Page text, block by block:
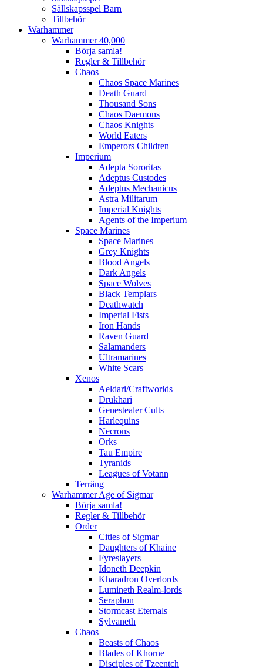
Sällskapsspel Barn
Tillbehör
Warhammer
Warhammer 40,000
Börja samla!
Regler & Tillbehör
Chaos
Chaos Space Marines
Death Guard
Thousand Sons
Chaos Daemons
Chaos Knights
World Eaters
Emperors Children
Imperium
Adepta Sororitas
Adeptus Custodes
Adeptus Mechanicus
Astra Militarum
Imperial Knights
Agents of the Imperium
Space Marines
Space Marines
Grey Knights
Blood Angels
Dark Angels
Space Wolves
Black Templars
Deathwatch
Imperial Fists
Iron Hands
Raven Guard
Salamanders
Ultramarines
White Scars
Xenos
Aeldari/Craftworlds
Drukhari
Genestealer Cults
Harlequins
Necrons
Orks
Tau Empire
Tyranids
Leagues of Votann
Terräng
Warhammer Age of Sigmar
Börja samla!
Regler & Tillbehör
Order
Cities of Sigmar
Daughters of Khaine
Fyreslayers
Idoneth Deepkin
Kharadron Overlords
Lumineth Realm-lords
Seraphon
Stormcast Eternals
Sylvaneth
Chaos
Beasts of Chaos
Blades of Khorne
Disciples of Tzeentch